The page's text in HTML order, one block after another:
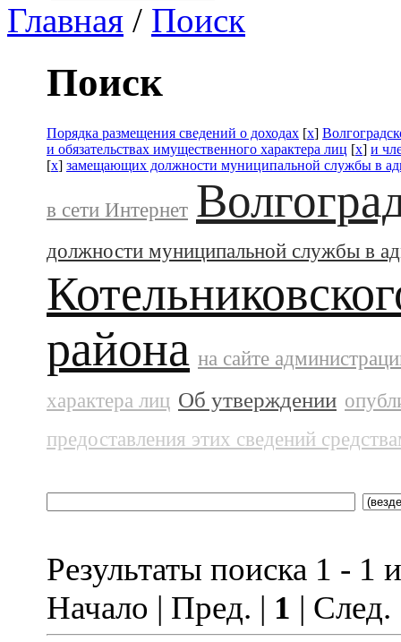
Главная / Поиск
Поиск
Порядка размещения сведений о доходах [x]
и обязательствах имущественного характера лиц [x] и
[x] замещающих должности муниципальной службы в
в сети Интернет
должности муниципальной службы в
района на сайте
характера лиц Об утверждении
предоставления этих сведений
Результаты поиска 1 - 1
Начало | Пред. | 1 |